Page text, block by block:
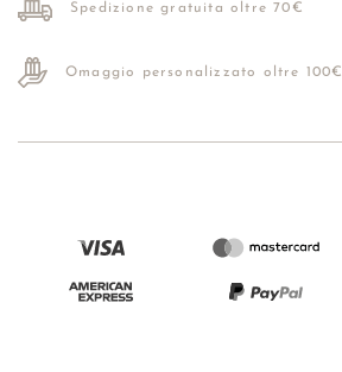
Spedizione gratuita oltre 70€
Omaggio personalizzato oltre 100€